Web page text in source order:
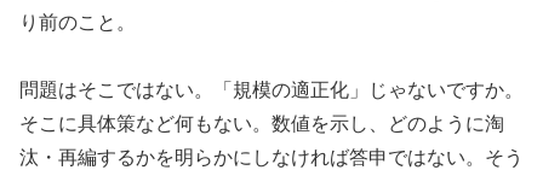
り前のこと。
問題はそこではない。「規模の適正化」じゃないですか。
そこに具体策など何もない。数値を示し、どのように淘
汰・再編するかを明らかにしなければ答申ではない。そう